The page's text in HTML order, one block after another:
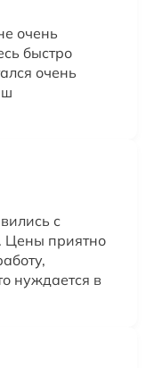
очень
быстро
очень
с
Цены приятно
нуждается в